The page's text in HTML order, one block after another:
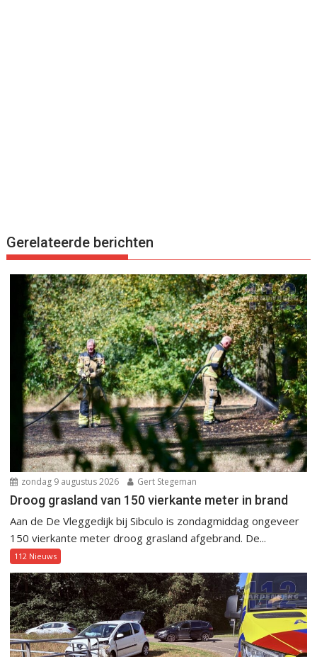
Gerelateerde berichten
zondag 9 augustus 2026 Gert Stegeman
Droog grasland van 150 vierkante meter in brand
Aan de De Vleggedijk bij Sibculo is zondagmiddag ongeveer
150 vierkante meter droog grasland afgebrand. De...
112 Nieuws